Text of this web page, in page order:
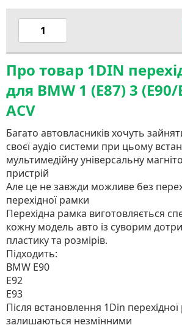
Про товар 1DIN
для BMW 1 (E87) 3 (E90/
ACV
Багато автовласників хочуть
своєї аудіо системи при цьому
мультимедійну універсальну
пристрій
Але це не завжди можливе без
перехідної рамки
Перехідна рамка виготовляється
кожну модель авто із суворим
пластику та розмірів.
Підходить:
BMW E90
E92
E93
Після встановлення 1Din
залишаються незмінними